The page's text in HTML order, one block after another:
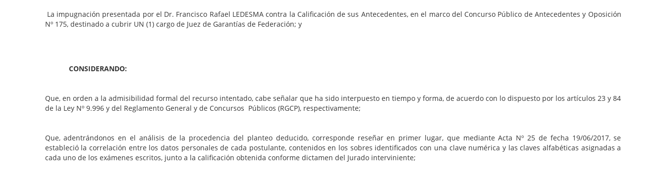
La impugnación presentada por el Dr. Francisco Rafael LEDESMA contra la Calificación de sus Antecedentes, en el marco del Concurso Público de Antecedentes y Oposición
Nº 175, destinado a cubrir UN (1) cargo de Juez de Garantías de Federación; y
CONSIDERANDO:
Que, en orden a la admisibilidad formal del recurso intentado, cabe señalar que ha sido interpuesto en tiempo y forma, de acuerdo con lo dispuesto por los artículos 23 y 84
de la Ley Nº 9.996 y del Reglamento General y de Concursos Públicos (RGCP), respectivamente;
Que, adentrándonos en el análisis de la procedencia del planteo deducido, corresponde reseñar en primer lugar, que mediante Acta Nº 25 de fecha 19/06/2017, se
estableció la correlación entre los datos personales de cada postulante, contenidos en los sobres identificados con una clave numérica y las claves alfabéticas asignadas a
cada uno de los exámenes escritos, junto a la calificación obtenida conforme dictamen del Jurado interviniente;